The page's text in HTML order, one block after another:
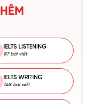
IELTS LISTENING
87 bài viết
IELTS WRITING
148 bài viết